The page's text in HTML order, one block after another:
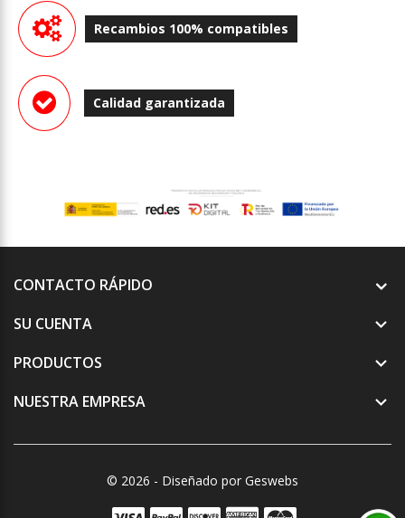
Recambios 100% compatibles
Calidad garantizada
CONTACTO RÁPIDO
SU CUENTA

PRODUCTOS 
NUESTRA EMPRESA 
© 2026 - Diseñado por Geswebs